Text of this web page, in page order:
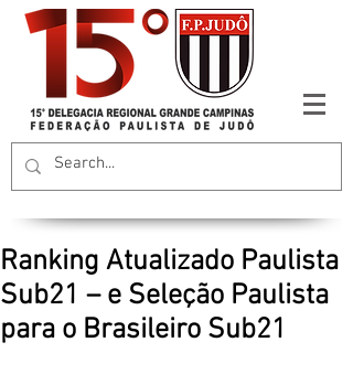
Ranking Atualizado Paulista
Sub21 – e Seleção Paulista
para o Brasileiro Sub21